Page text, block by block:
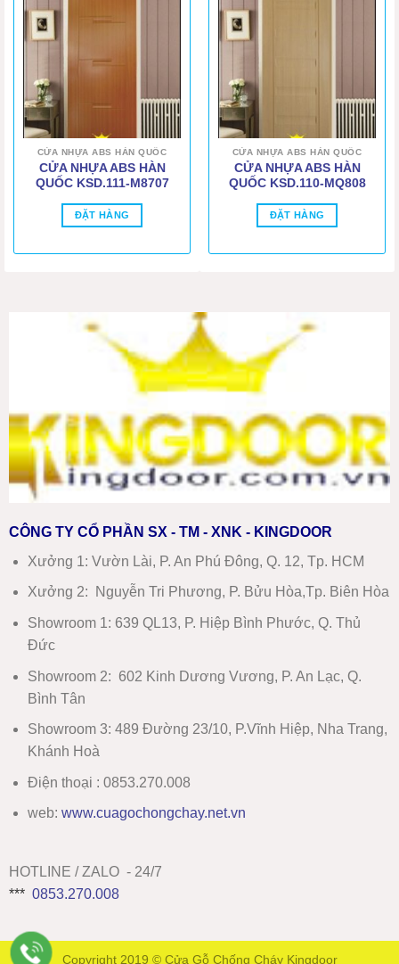
CỬA NHỰA ABS HÀN QUỐC
CỬA NHỰA ABS HÀN
QUỐC KSD.111-M8707
ĐẶT HÀNG
CỬA NHỰA ABS HÀN QUỐC
CỬA NHỰA ABS HÀN
QUỐC KSD.110-MQ808
ĐẶT HÀNG
CÔNG TY CỔ PHẦN SX - TM - XNK - KINGDOOR
Xưởng 1: Vườn Lài, P. An Phú Đông, Q. 12, Tp. HCM
Xưởng 2: Nguyễn Tri Phương, P. Bửu Hòa,Tp. Biên Hòa
Showroom 1: 639 QL13, P. Hiệp Bình Phước, Q. Thủ
Đức
Showroom 2: 602 Kinh Dương Vương, P. An Lạc, Q.
Bình Tân
Showroom 3: 489 Đường 23/10, P.Vĩnh Hiệp, Nha Trang,
Khánh Hoà
Điện thoại : 0853.270.008
web: www.cuagochongchay.net.vn
HOTLINE / ZALO - 24/7
*** 0853.270.008
Copyright 2019 © Cửa Gỗ Chống Cháy Kingdoor